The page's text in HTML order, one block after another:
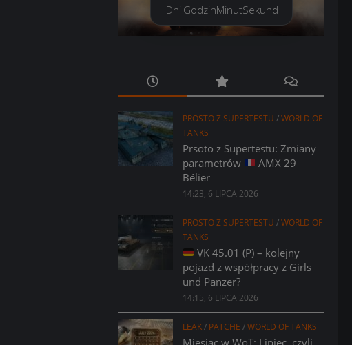
Dni GodzinMinutSekund
PROSTO Z SUPERTESTU /WORLD OF
TANKS
Prsoto z Supertestu: Zmiany
parametrów
AMX 29
Bélier
14:23, 6 LIPCA 2026
PROSTO Z SUPERTESTU /WORLD OF
TANKS
VK 45.01 (P) – kolejny
pojazd z współpracy z Girls
und Panzer?
14:15, 6 LIPCA 2026
LEAK/ PATCHE /WORLD OF TANKS
Miesiąc w WoT: Lipiec, czyli